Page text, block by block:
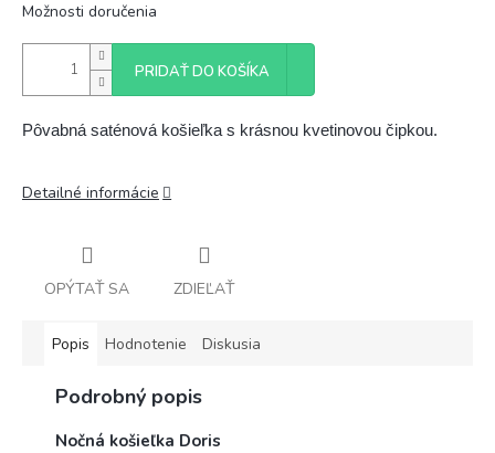
Možnosti doručenia
PRIDAŤ DO KOŠÍKA
Pôvabná saténová košieľka s krásnou kvetinovou čipkou.
Detailné informácie
OPÝTAŤ SA ZDIEĽAŤ
Popis Hodnotenie Diskusia
Podrobný popis
Nočná košieľka Doris